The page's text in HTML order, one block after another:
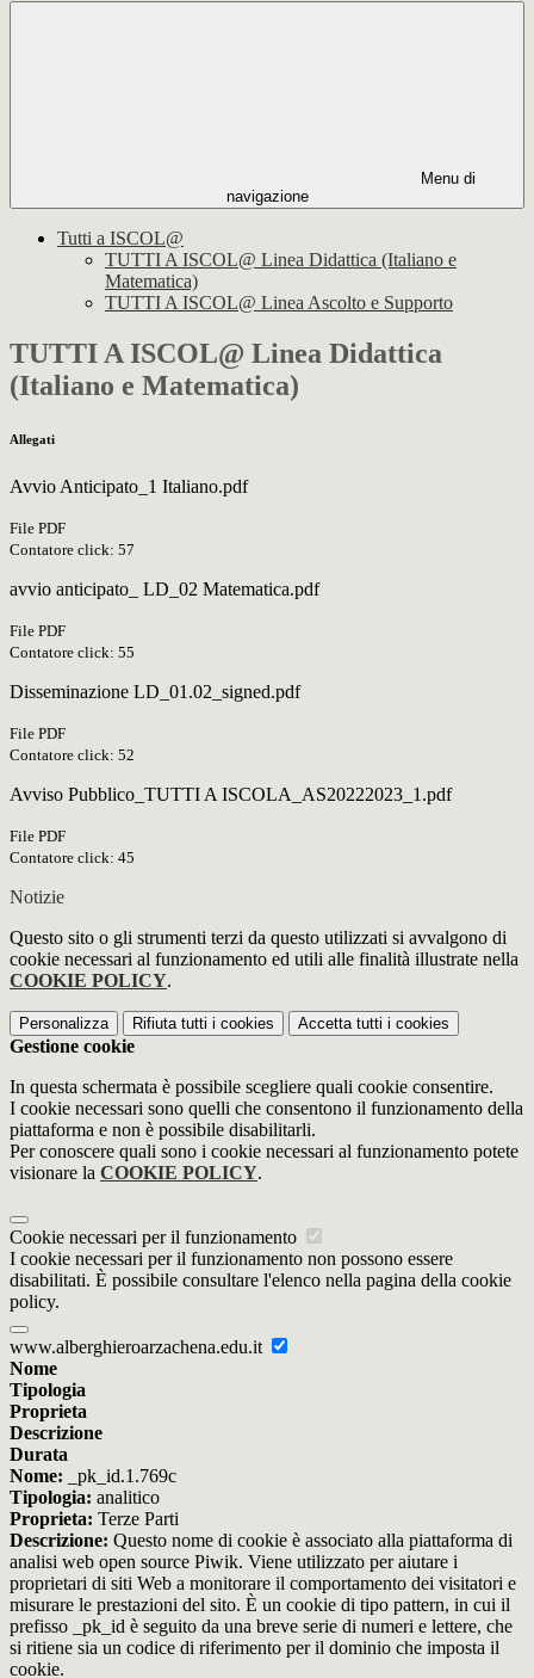
Menu di
navigazione
Tutti a ISCOL@
TUTTI A ISCOL@ Linea Didattica (Italiano e
Matematica)
TUTTI A ISCOL@ Linea Ascolto e Supporto
TUTTI A ISCOL@ Linea Didattica
(Italiano e Matematica)
Allegati
Avvio Anticipato_1 Italiano.pdf
File PDF
Contatore click: 57
avvio anticipato_ LD_02 Matematica.pdf
File PDF
Contatore click: 55
Disseminazione LD_01.02_signed.pdf
File PDF
Contatore click: 52
Avviso Pubblico_TUTTI A ISCOLA_AS20222023_1.pdf
File PDF
Contatore click: 45
Notizie
Questo sito o gli strumenti terzi da questo utilizzati si avvalgono di
cookie necessari al funzionamento ed utili alle finalità illustrate nella
COOKIE POLICY.
Personalizza Rifiuta tutti i cookies Accetta tutti i cookies
Gestione cookie
In questa schermata è possibile scegliere quali cookie consentire.
I cookie necessari sono quelli che consentono il funzionamento della
piattaforma e non è possibile disabilitarli.
Per conoscere quali sono i cookie necessari al funzionamento potete
visionare la COOKIE POLICY.
Cookie necessari per il funzionamento
I cookie necessari per il funzionamento non possono essere
disabilitati. È possibile consultare l'elenco nella pagina della cookie
policy.
www.alberghieroarzachena.edu.it
Nome
Tipologia
Proprieta
Descrizione
Durata
Nome: _pk_id.1.769c
Tipologia: analitico
Proprieta: Terze Parti
Descrizione: Questo nome di cookie è associato alla piattaforma di
analisi web open source Piwik. Viene utilizzato per aiutare i
proprietari di siti Web a monitorare il comportamento dei visitatori e
misurare le prestazioni del sito. È un cookie di tipo pattern, in cui il
prefisso _pk_id è seguito da una breve serie di numeri e lettere, che
si ritiene sia un codice di riferimento per il dominio che imposta il
cookie.